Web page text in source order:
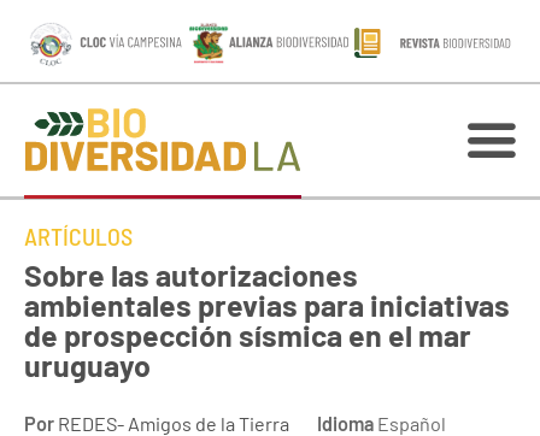
ARTÍCULOS
Sobre las autorizaciones
ambientales previas para iniciativas
de prospección sísmica en el mar
uruguayo
Por REDES- Amigos de la Tierra Idioma Español